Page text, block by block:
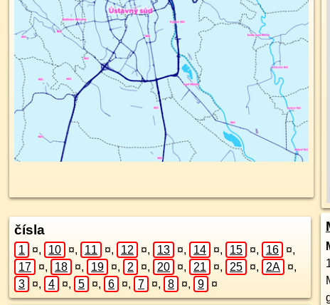
čísla
1 ¤, 10 ¤, 11 ¤, 12 ¤, 13 ¤, 14 ¤, 15 ¤, 16 ¤,
17
¤, 18 ¤, 19 ¤, 2 ¤, 20 ¤, 21 ¤, 25 ¤, 2A ¤,
3
¤, 4 ¤, 5 ¤, 6 ¤, 7 ¤, 8 ¤, 9 ¤